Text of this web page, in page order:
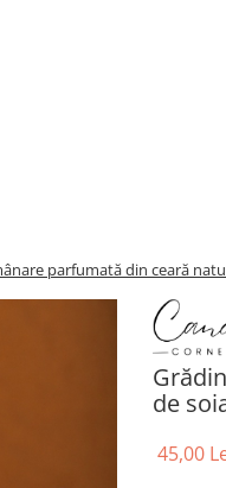
parfumată din ceară
de
45,00